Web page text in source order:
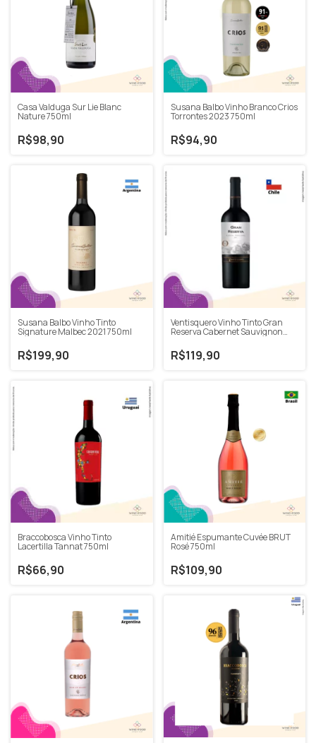
Casa Valduga Sur Lie Blanc
Nature 750ml
R$98,90
Susana Balbo Vinho Branco Crios
Torrontes 2023 750ml
R$94,90
Susana Balbo Vinho Tinto
Signature Malbec 2021 750ml
R$199,90
Ventisquero Vinho Tinto Gran
Reserva Cabernet Sauvignon
R$119,90
Braccobosca Vinho Tinto
Lacertilla Tannat 750ml
R$66,90
Amitié Espumante Cuvée BRUT
Rosé 750ml
R$109,90